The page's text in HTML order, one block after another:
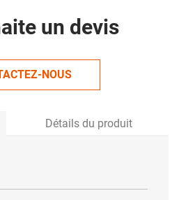
un devis
NOUS
Détails du produit